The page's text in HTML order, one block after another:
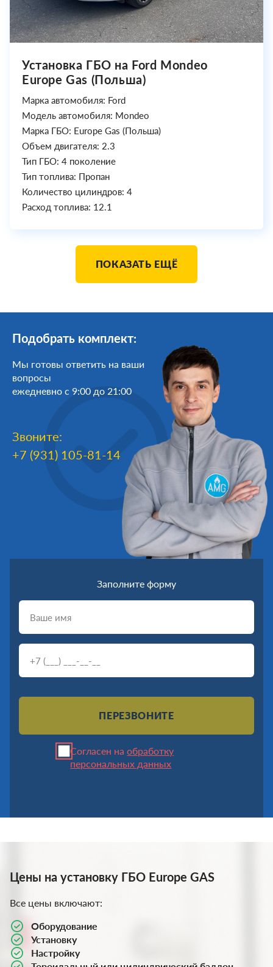
Установка ГБО на Ford Mondeo
Europe Gas (Польша)
Марка автомобиля: Ford
Модель автомобиля: Mondeo
Марка ГБО: Europe Gas (Польша)
Объем двигателя: 2.3
Тип ГБО: 4 поколение
Тип топлива: Пропан
Количество цилиндров: 4
Расход топлива: 12.1
ПОКАЗАТЬ ЕЩЁ
Подобрать комплект:
Мы готовы ответить на ваши
вопросы
ежедневно с 9:00 до 21:00
Звоните:
+7 (931) 105-81-14
Заполните форму
ПЕРЕЗВОНИТЕ
Согласен наобработку
персональных данных
Цены на установку ГБО Europe GAS
Все цены включают:
Оборудование
Установку
Настройку